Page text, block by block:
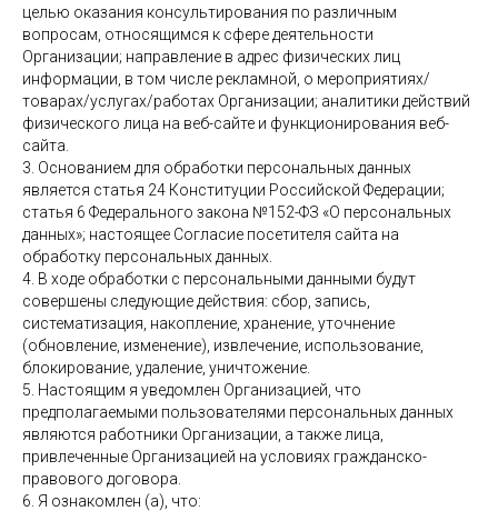
целью оказания консультирования по различным
вопросам, относящимся к сфере деятельности
Организации; направление в адрес физических лиц
информации, в том числе рекламной, о мероприятиях/
товарах/услугах/работах Организации; аналитики действий
физического лица на веб-сайте и функционирования веб-
сайта.
3. Основанием для обработки персональных данных
является статья 24 Конституции Российской Федерации;
статья 6 Федерального закона №152-ФЗ «О персональных
данных»; настоящее Согласие посетителя сайта на
обработку персональных данных.
4. В ходе обработки с персональными данными будут
совершены следующие действия: сбор, запись,
систематизация, накопление, хранение, уточнение
(обновление, изменение), извлечение, использование,
блокирование, удаление, уничтожение.
5. Настоящим я уведомлен Организацией, что
предполагаемыми пользователями персональных данных
являются работники Организации, а также лица,
привлеченные Организацией на условиях гражданско-
правового договора.
6. Я ознакомлен (а), что: